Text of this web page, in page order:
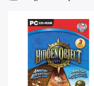
Nejdražší
Abecedně